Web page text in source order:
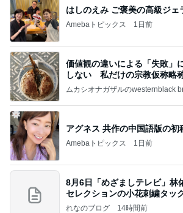
はしのえみ ご褒美の高級ジェ
Amebaトピックス 1日前
価値観の違いによる「失敗」
しない 私だけの宗教仮称略
補
ムカシオナガザルのwesternblack
ガザル
アグネス 共作の中国語版の初
Amebaトピックス 1日前
8月6日「めざましテレビ」林
セレクションの小花刺繍タッ
ン
れなのブログ 14時間前